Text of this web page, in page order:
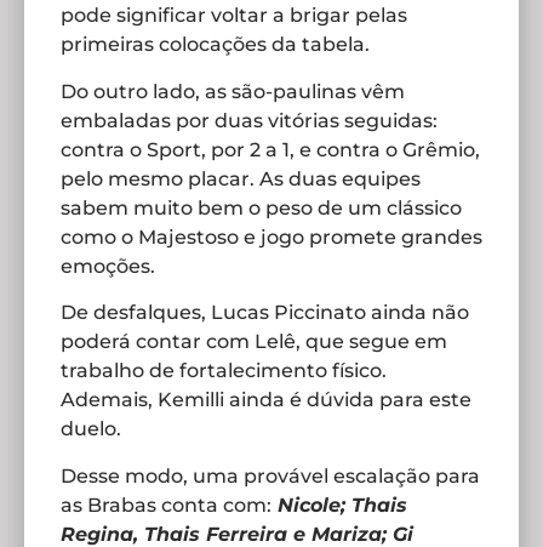
pode significar voltar a brigar pelas
primeiras colocações da tabela.
Do outro lado, as são-paulinas vêm
embaladas por duas vitórias seguidas:
contra o Sport, por 2 a 1, e contra o Grêmio,
pelo mesmo placar. As duas equipes
sabem muito bem o peso de um clássico
como o Majestoso e jogo promete grandes
emoções.
De desfalques, Lucas Piccinato ainda não
poderá contar com Lelê, que segue em
trabalho de fortalecimento físico.
Ademais, Kemilli ainda é dúvida para este
duelo.
Desse modo, uma provável escalação para
as Brabas conta com: Nicole; Thais
Regina, Thais Ferreira e Mariza; Gi